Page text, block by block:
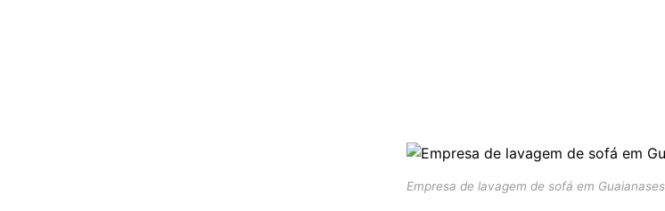
Empresa de lavagem de sofá em Guaianases